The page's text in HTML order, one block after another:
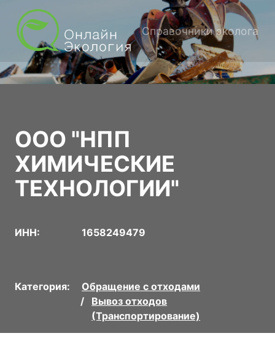
Справочники эколога
ООО "НПП
ХИМИЧЕСКИЕ
ТЕХНОЛОГИИ"
ИНН: 1658249479
Категория:
Обращение с отходами
Вывоз отходов
(Транспортирование)